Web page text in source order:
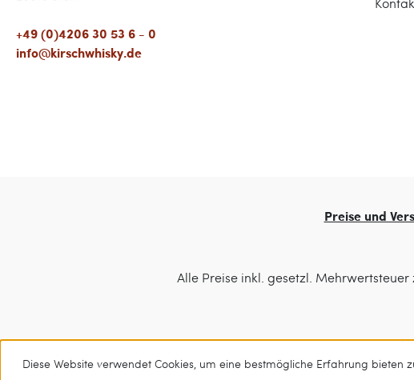
+49 (0)4206 30 53 6 - 0
info@kirschwhisky.de
Preise und
Alle Preise inkl. gesetzl. Mehrwertsteuer
Diese Website verwendet Cookies, um eine bestmögliche Erfahrung bieten